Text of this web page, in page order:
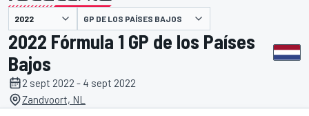
GP DE LOS PAÍSES BAJOS
2022 Fórmula 1 GP de los Países
Bajos
2 sept 2022 - 4 sept 2022
Zandvoort, NL